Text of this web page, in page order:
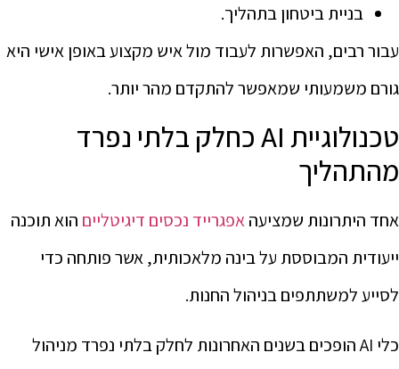
בניית ביטחון בתהליך.
עבור רבים, האפשרות לעבוד מול איש מקצוע באופן אישי היא
גורם משמעותי שמאפשר להתקדם מהר יותר.
טכנולוגיית AI כחלק בלתי נפרד
מהתהליך
אחד היתרונות שמציעהאפגרייד נכסים דיגיטליים הוא תוכנה
ייעודית המבוססת על בינה מלאכותית, אשר פותחה כדי
לסייע למשתתפים בניהול החנות.
כלי AI הופכים בשנים האחרונות לחלק בלתי נפרד מניהול